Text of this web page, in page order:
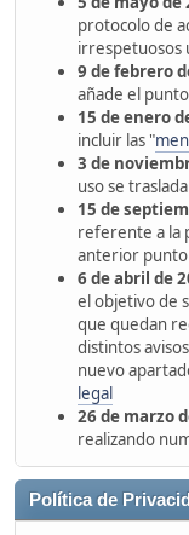
protocolo de
irrespetuosos
9 de febrero
añade el
15 de enero
incluir las "
3 de
uso se
15 de
referente a la
anterior punto
6 de abril de
el objetivo de
que quedan
distintos
nuevo
legal
26 de marzo
realizando
Política de